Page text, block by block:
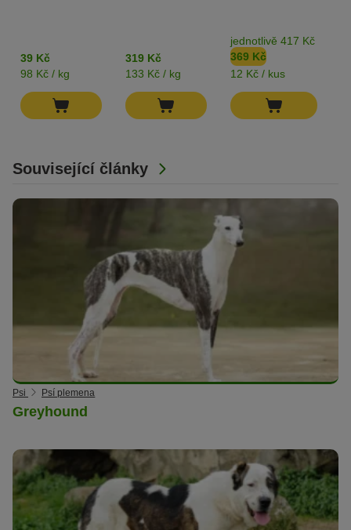
Související články
Psi Psí plemena
Greyhound
39 Kč
98 Kč / kg
319 Kč
133 Kč / kg
jednotlivě 417 Kč
369 Kč
12 Kč / kus